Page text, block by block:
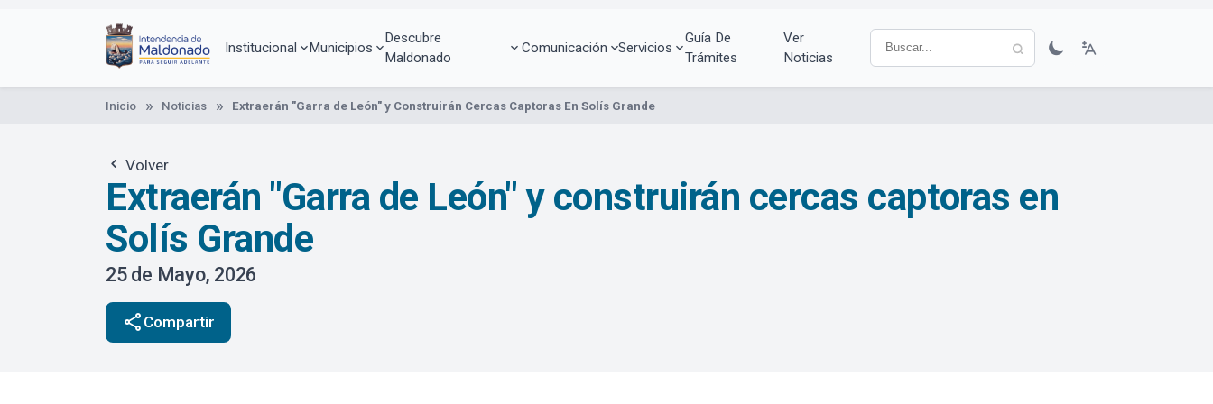
Institucional Municipios
Descubre
Maldonado
Comunicación Servicios
Guía De
Trámites
Ver
Noticias
Inicio Noticias Extraerán "Garra de León" y Construirán Cercas Captoras En Solís Grande
Volver
Extraerán "Garra de León" y construirán cercas captoras en
Solís Grande
25 de Mayo, 2026
share Compartir